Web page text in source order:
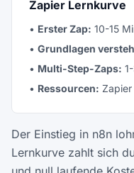
Zapier Lernkurve
• Erster Zap: 10-15
• Grundlagen
• Multi-Step-Zaps:
• Ressourcen: Zapier
Der Einstieg in n8n
Lernkurve zahlt sich